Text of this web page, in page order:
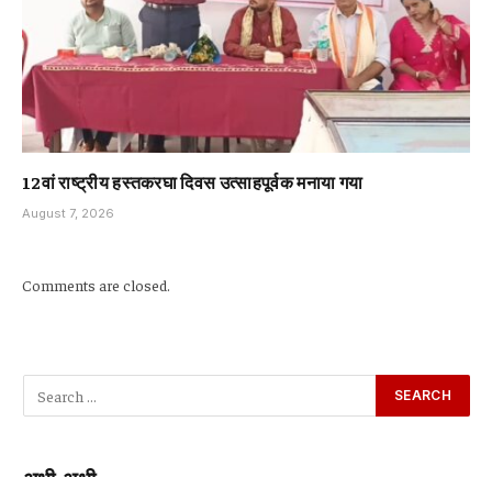
12वां राष्ट्रीय हस्तकरघा दिवस उत्साहपूर्वक मनाया गया
August 7, 2026
Comments are closed.